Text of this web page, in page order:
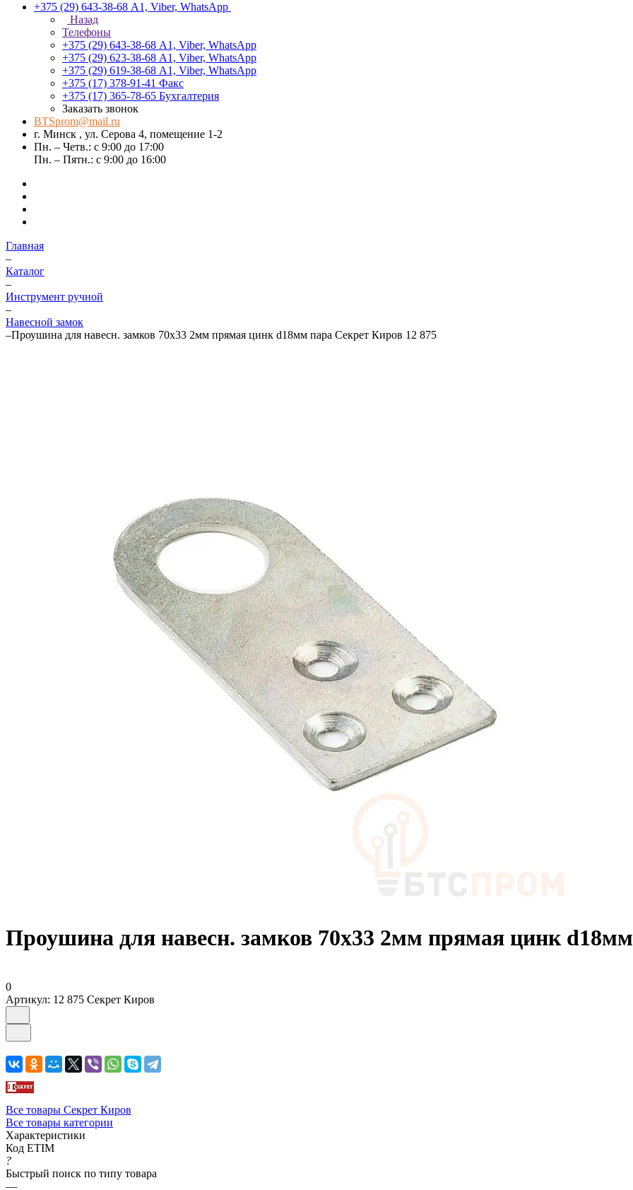
+375 (29) 643-38-68 А1, Viber, WhatsApp
Назад
Телефоны
+375 (29) 643-38-68 А1, Viber, WhatsApp
+375 (29) 623-38-68 А1, Viber, WhatsApp
+375 (29) 619-38-68 А1, Viber, WhatsApp
+375 (17) 378-91-41 Факс
+375 (17) 365-78-65 Бухгалтерия
Заказать звонок
BTSprom@mail.ru
г. Минск , ул. Серова 4, помещение 1-2
Пн. – Четв.: с 9:00 до 17:00
Пн. – Пятн.: с 9:00 до 16:00
Главная
–
Каталог
–
Инструмент ручной
–
Навесной замок
–Проушина для навесн. замков 70х33 2мм прямая цинк d18мм пара Секрет Киров 12 875
Проушина для навесн. замков 70х33 2мм прямая цинк
0
Артикул: 12 875 Секрет Киров
Все товары Секрет Киров
Все товары категории
Характеристики
Код ETIM
?
Быстрый поиск по типу товара
—